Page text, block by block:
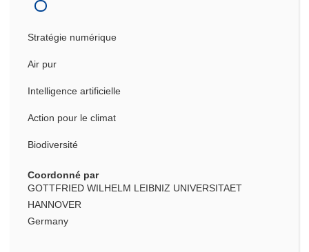
Stratégie numérique
Air pur
Intelligence artificielle
Action pour le climat
Biodiversité
Coordonné par
GOTTFRIED WILHELM LEIBNIZ UNIVERSITAET
HANNOVER
Germany